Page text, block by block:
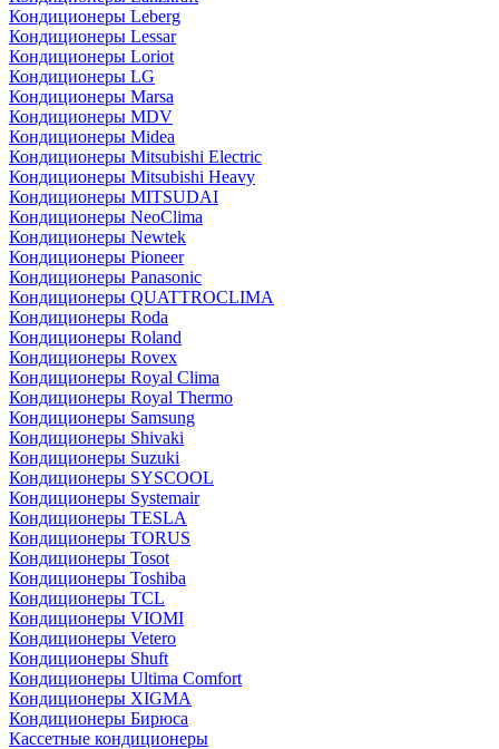
Кондиционеры Leberg
Кондиционеры Lessar
Кондиционеры Loriot
Кондиционеры LG
Кондиционеры Marsa
Кондиционеры MDV
Кондиционеры Midea
Кондиционеры Mitsubishi Electric
Кондиционеры Mitsubishi Heavy
Кондиционеры MITSUDAI
Кондиционеры NeoClima
Кондиционеры Newtek
Кондиционеры Pioneer
Кондиционеры Panasonic
Кондиционеры QUATTROCLIMA
Кондиционеры Roda
Кондиционеры Roland
Кондиционеры Rovex
Кондиционеры Royal Clima
Кондиционеры Royal Thermo
Кондиционеры Samsung
Кондиционеры Shivaki
Кондиционеры Suzuki
Кондиционеры SYSCOOL
Кондиционеры Systemair
Кондиционеры TESLA
Кондиционеры TORUS
Кондиционеры Tosot
Кондиционеры Toshiba
Кондиционеры TCL
Кондиционеры VIOMI
Кондиционеры Vetero
Кондиционеры Shuft
Кондиционеры Ultima Comfort
Кондиционеры XIGMA
Кондиционеры Бирюса
Кассетные кондиционеры